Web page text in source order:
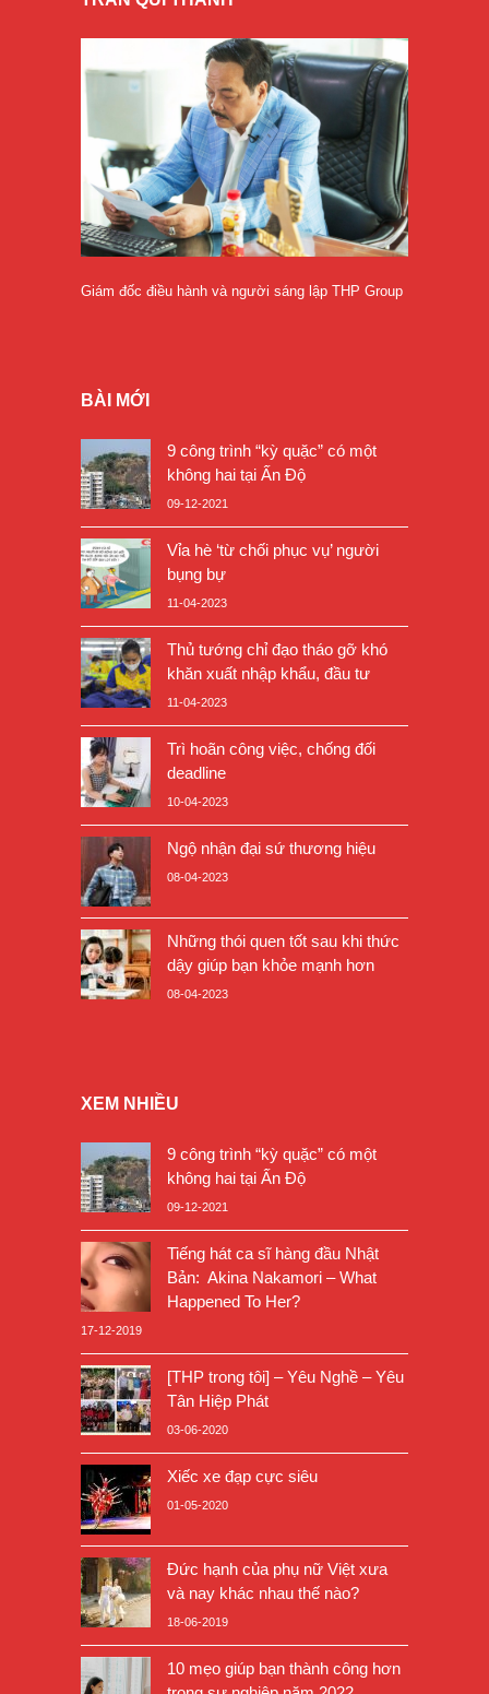
Giám đốc điều hành và người sáng lập THP Group
BÀI MỚI
9 công trình “kỳ quặc” có một
không hai tại Ấn Độ
09-12-2021
Vỉa hè ‘từ chối phục vụ’ người
bụng bự
11-04-2023
Thủ tướng chỉ đạo tháo gỡ khó
khăn xuất nhập khẩu, đầu tư
11-04-2023
Trì hoãn công việc, chống đối
deadline
10-04-2023
Ngộ nhận đại sứ thương hiệu
08-04-2023
Những thói quen tốt sau khi thức
dậy giúp bạn khỏe mạnh hơn
08-04-2023
XEM NHIỀU
9 công trình “kỳ quặc” có một
không hai tại Ấn Độ
09-12-2021
Tiếng hát ca sĩ hàng đầu Nhật
Bản: Akina Nakamori – What
Happened To Her?
17-12-2019
[THP trong tôi] – Yêu Nghề – Yêu
Tân Hiệp Phát
03-06-2020
Xiếc xe đạp cực siêu
01-05-2020
Đức hạnh của phụ nữ Việt xưa
và nay khác nhau thế nào?
18-06-2019
10 mẹo giúp bạn thành công hơn